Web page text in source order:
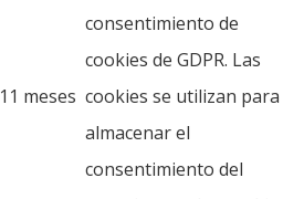
11 meses
consentimiento de
cookies de GDPR. Las
cookies se utilizan para
almacenar el
consentimiento del